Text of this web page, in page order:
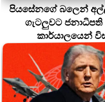
පියසේනගේ බලෙන්
ගැටලුවට
කාර්යාලයෙන්